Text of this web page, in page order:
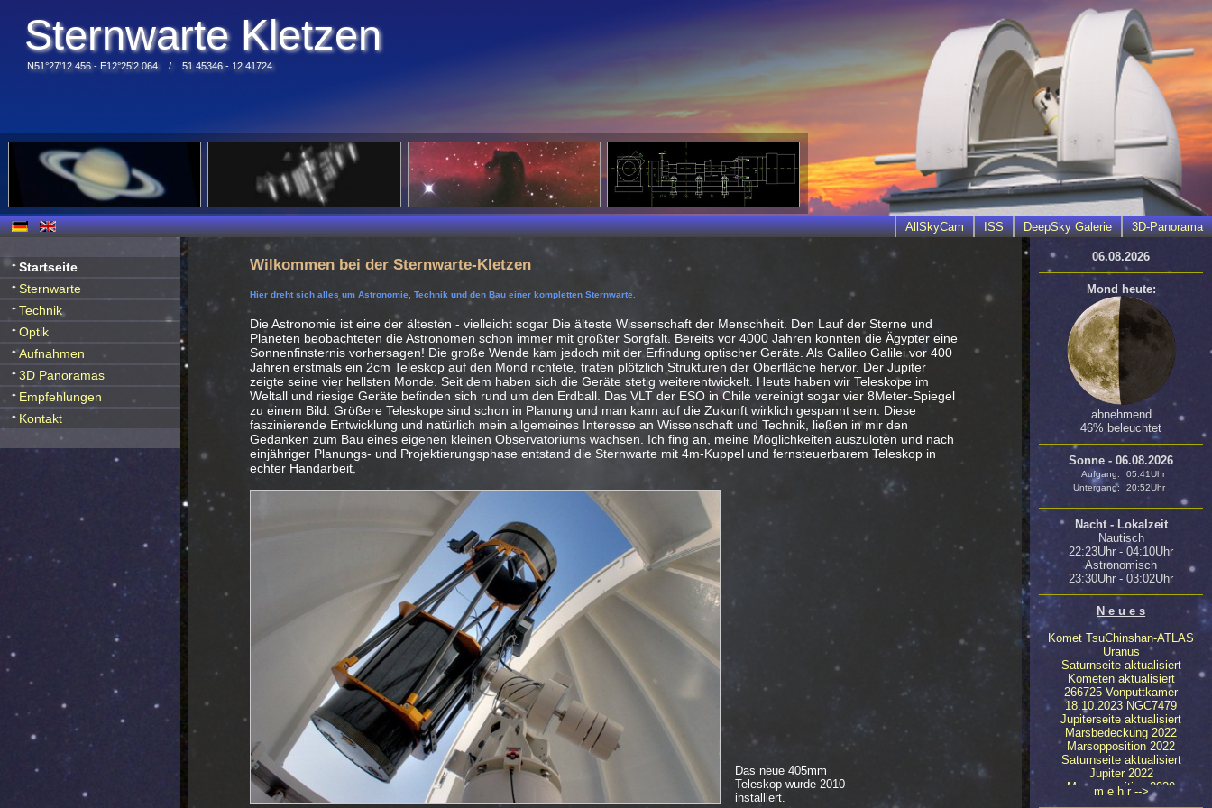
Sternwarte Kletzen
N51°27'12.456 - E12°25'2.064 / 51.45346 - 12.41724
3D-Panorama
DeepSky Galerie
ISS
AllSkyCam
Startseite
Sternwarte
Technik
Optik
Aufnahmen
3D Panoramas
Empfehlungen
Kontakt
Wilkommen bei der Sternwarte-Kletzen
Hier dreht sich alles um Astronomie, Technik und den Bau einer kompletten Sternwarte.
Die Astronomie ist eine der ältesten - vielleicht sogar Die älteste Wissenschaft der Menschheit. Den Lauf der Sterne und
Planeten beobachteten die Astronomen schon immer mit größter Sorgfalt. Bereits vor 4000 Jahren konnten die Ägypter eine
Sonnenfinsternis vorhersagen! Die große Wende kam jedoch mit der Erfindung optischer Geräte. Als Galileo Galilei vor 400
Jahren erstmals ein 2cm Teleskop auf den Mond richtete, traten plötzlich Strukturen der Oberfläche hervor. Der Jupiter
zeigte seine vier hellsten Monde. Seit dem haben sich die Geräte stetig weiterentwickelt. Heute haben wir Teleskope im
Weltall und riesige Geräte befinden sich rund um den Erdball. Das VLT der ESO in Chile vereinigt sogar vier 8Meter-Spiegel
zu einem Bild. Größere Teleskope sind schon in Planung und man kann auf die Zukunft wirklich gespannt sein. Diese
faszinierende Entwicklung und natürlich mein allgemeines Interesse an Wissenschaft und Technik, ließen in mir den
Gedanken zum Bau eines eigenen kleinen Observatoriums wachsen. Ich fing an, meine Möglichkeiten auszuloten und nach
einjähriger Planungs- und Projektierungsphase entstand die Sternwarte mit 4m-Kuppel und fernsteuerbarem Teleskop in
echter Handarbeit.
Das neue 405mm
Teleskop wurde 2010
installiert.
06.08.2026
Mond heute:
abnehmend
46% beleuchtet
Sonne - 06.08.2026
Aufgang:
05:41Uhr
Untergang:
20:52Uhr
Nacht - Lokalzeit
Nautisch
22:23Uhr - 04:10Uhr
Astronomisch
23:30Uhr - 03:02Uhr
N e u e s
Komet TsuChinshan-ATLAS
Uranus
Saturnseite aktualisiert
Kometen aktualisiert
266725 Vonputtkamer
18.10.2023 NGC7479
Jupiterseite aktualisiert
Marsbedeckung 2022
Marsopposition 2022
Saturnseite aktualisiert
Jupiter 2022
Marsopposition 2020
23.04.2020 NGC4647
m e h r -->